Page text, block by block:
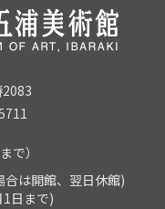
で）
は開館、翌日休館)
日まで)